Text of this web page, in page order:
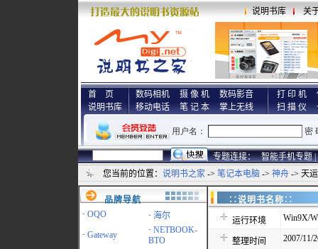
说明书库 关
首 页
说明书库
数码相机 摄 像 机
数码影音
移动电话
笔 记 本 掌上无线
打 印 机
扫 描 仪
专题连接： 智能手机专题 |
您当前的位置： 说明书之家 -> 笔记本电脑 -> 神舟 -> 天
品牌导航
· OQO · 海尔
· Gateway · NETBOOK-
BTO
∷说明书名
运行环境 Win9X/
整理时间 2007/11/